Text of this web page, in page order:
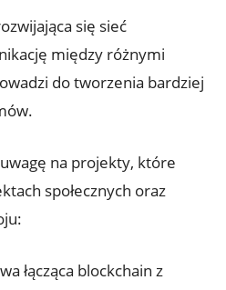
się​ sieć
między różnymi⁤
do tworzenia bardziej⁣
na ​projekty, które
społecznych oraz
łącząca blockchain z